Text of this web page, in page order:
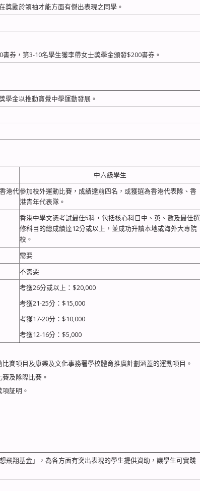
獎勵於領袖才能方面有傑出表現之同學。
，第3-10名學生獲李帶女士獎學金頒發$200書券。
學金以推動寶覺中學運動發展。
中六級學生
港代參加校外運動比賽，成績達前四名，或獲選為香港代表隊、香
港青年代表隊。
香港中學文憑考試最佳5科，包括核心科目中、英、數及最佳選
修科目的總成績達12分或以上，並成功升讀本地或海外大專院
校。
需要
不需要
考獲26分或以上：$20,000
考獲21-25分：$15,000
考獲17-20分：$10,000
考獲12-16分：$5,000
項目及康樂及文化事務署學校體育推廣計劃涵蓋的運動項目。
及隊際比賽。
証明。
飛翔基金」，為各方面有突出表現的學生提供資助，讓學生可實踐